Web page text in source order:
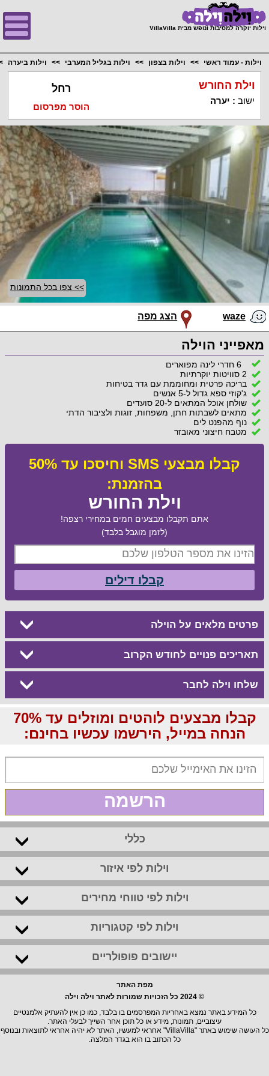
וילות יוקרה למסיבות ונופש מבית VillaVilla
וילות - עמוד ראשי וילות בצפון וילות בגליל המערבי וילות ביערה
וילת החורש
ישוב : יערה
רחל
הוסר מפרסום
>> צפו בכל התמונות
waze הצג מפה
מאפייני הוילה
6 חדרי לינה מפוארים
2 סוויטות יוקרתיות
בריכה פרטית ומחוממת עם גדר בטיחות
ג'קוזי ספא גדול ל-5 אנשים
שולחן אוכל המתאים ל-20 סועדים
מתאים לשבתות חתן, משפחות, זוגות ולציבור הדתי
נוף מהפנט לים
מטבח חיצוני מאובזר
קבלו מבצעי SMS וחיסכו עד 50%
בהזמנת:
וילת החורש
אתם תקבלו מבצעים חמים במחירי רצפה!
(לזמן מוגבל בלבד)
קבלו דילים
פרטים מלאים על הוילה
תאריכים פנויים לחודש הקרוב
שלחו וילה לחבר
קבלו מבצעים לוהטים ומוזלים עד 70%
הנחה במייל, הירשמו עכשיו בחינם:
הרשמה
כללי
וילות לפי איזור
וילות לפי טווחי מחירים
וילות לפי קטגוריות
יישובים פופולריים
מפת האתר
© 2024 כל הזכויות שמורות לאתר וילה וילה
כל המידע באתר נמצא באחריות המפרסמים בו בלבד, כמו כן אין להעתיק אלמנטיים
עיצוביים, תמונות, מידע או כל תוכן אחר השייך לבעלי האתר.
כל העושה שימוש באתר "VillaVilla" אחראי למעשיו, האתר לא יהיה אחראי לתוצאות ובנוסף
כל הכתוב בו הוא בגדר המלצה.